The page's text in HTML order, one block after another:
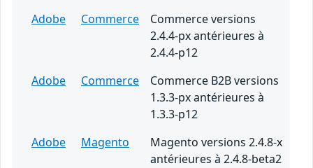
Adobe
Commerce
Commerce versions
2.4.4-px antérieures à
2.4.4-p12
Adobe
Commerce
Commerce B2B versions
1.3.3-px antérieures à
1.3.3-p12
Adobe
Magento
Magento versions 2.4.8-x
antérieures à 2.4.8-beta2